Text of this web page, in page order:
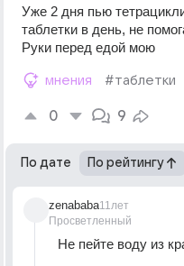
Уже 2 дня пью
таблетки в день, не
Руки перед едой мою
мнения #таблетки
0 9
По дате По рейтингу
zenababa
Просветленный
11лет
Не пейте воду из